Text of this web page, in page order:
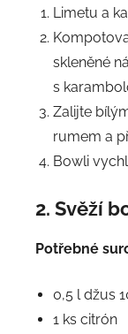
Limetu a
skleněné
s
Zalijte
rumem a
Bowli
2. Svěží
Potřebné
0,5 l džus
1 ks citrón